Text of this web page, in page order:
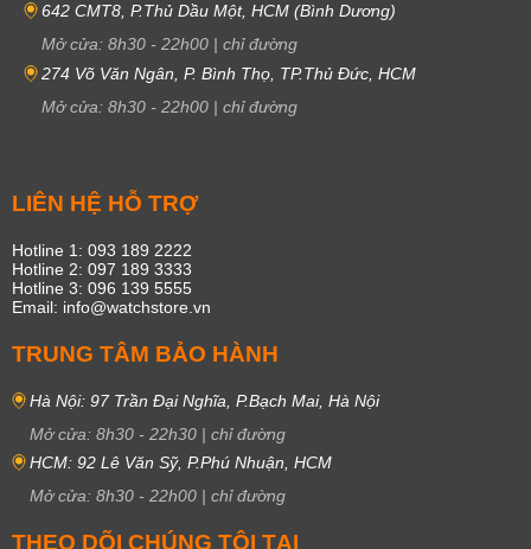
642 CMT8, P.Thủ Dầu Một, HCM (Bình Dương)
Mở cửa: 8h30 - 22h00 | chỉ đường
274 Võ Văn Ngân, P. Bình Thọ, TP.Thủ Đức, HCM
Mở cửa: 8h30 - 22h00 | chỉ đường
LIÊN HỆ HỖ TRỢ
Hotline 1: 093 189 2222
Hotline 2: 097 189 3333
Hotline 3: 096 139 5555
Email: info@watchstore.vn
TRUNG TÂM BẢO HÀNH
Hà Nội: 97 Trần Đại Nghĩa, P.Bạch Mai, Hà Nội
Mở cửa: 8h30 - 22h30 | chỉ đường
HCM: 92 Lê Văn Sỹ, P.Phú Nhuận, HCM
Mở cửa: 8h30 - 22h00 | chỉ đường
THEO DÕI CHÚNG TÔI TẠI